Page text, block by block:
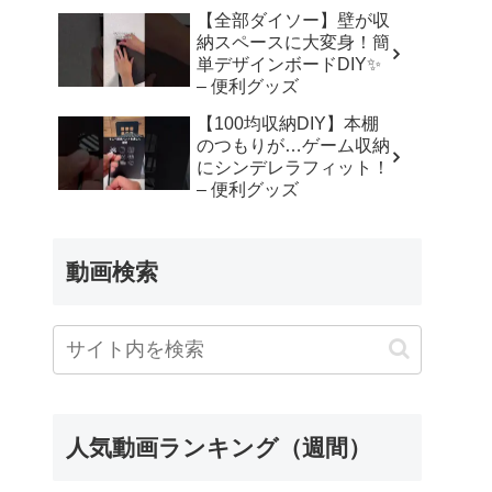
【全部ダイソー】壁が収
納スペースに大変身！簡
単デザインボードDIY✨
– 便利グッズ
【100均収納DIY】本棚
のつもりが…ゲーム収納
にシンデレラフィット！
– 便利グッズ
動画検索
人気動画ランキング（週間）